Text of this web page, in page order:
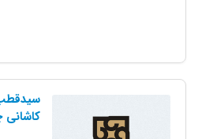
کاشانی